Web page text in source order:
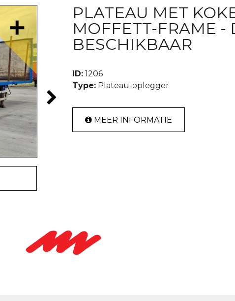
PLATEAU MET
MOFFETT-FRAME -
BESCHIKBAAR
ID: 1206
Type: Plateau-oplegger
MEER INFORMATIE